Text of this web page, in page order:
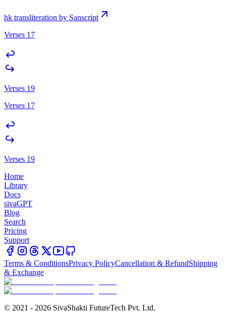
hk transliteration by Sanscript
Verses 17
Verses 19
Verses 17
Verses 19
Home
Library
Docs
sivaGPT
Blog
Search
Pricing
Support
Terms & ConditionsPrivacy PolicyCancellation & RefundShipping
& Exchange
© 2021 - 2026 SivaShakti FutureTech Pvt. Ltd.